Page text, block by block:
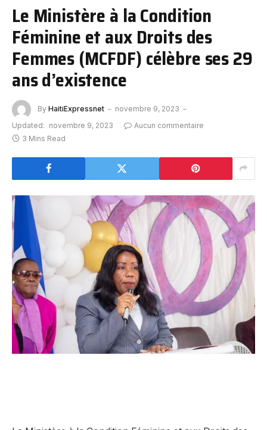
Le Ministère à la Condition
Féminine et aux Droits des
Femmes (MCFDF) célèbre ses 29
ans d’existence
By HaitiExpressnet
novembre 9, 2023
Updated: novembre 9, 2023
Aucun commentaire
3 Mins Read